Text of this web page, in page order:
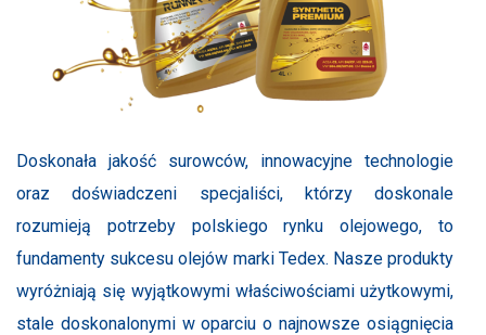
Doskonała jakość surowców, innowacyjne technologie
oraz doświadczeni specjaliści, którzy doskonale
rozumieją potrzeby polskiego rynku olejowego, to
fundamenty sukcesu olejów marki Tedex. Nasze produkty
wyróżniają się wyjątkowymi właściwościami użytkowymi,
stale doskonalonymi w oparciu o najnowsze osiągnięcia